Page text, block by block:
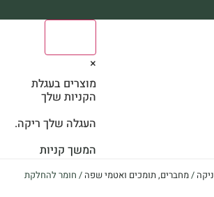
×
מוצרים בעגלת
הקניות שלך
העגלה שלך ריקה.
המשך קניות
/מחברים, תומכים ואטמי שפה / חומר להחלקת